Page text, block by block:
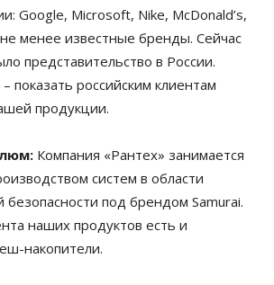
Google, Microsoft, Nike, McDonald’s,
менее известные бренды. Сейчас
представительство в России.
показать российским клиентам
продукции.
Компания «Рантех» занимается
систем в области
под брендом Samurai.
наших продуктов есть и
накопители.